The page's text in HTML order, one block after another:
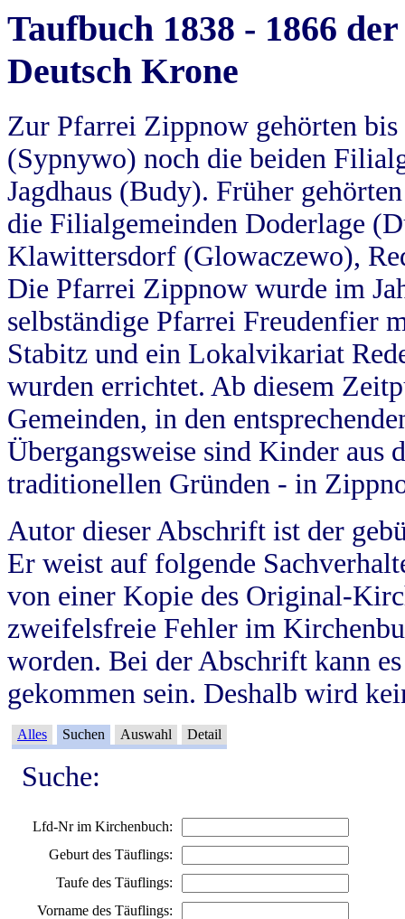
Taufbuch 1838 - 1866
Deutsch Krone
Zur Pfarrei Zippnow gehörten
(Sypnywo) noch die beiden
Jagdhaus (Budy). Früher
die Filialgemeinden Doderlage
Klawittersdorf (Glowaczewo),
Die Pfarrei Zippnow wurde im
selbständige Pfarrei Freudenfier
Stabitz und ein Lokalvikariat
wurden errichtet. Ab diesem
Gemeinden, in den
Übergangsweise sind Kinder aus
traditionellen Gründen - in
Autor dieser Abschrift ist der
Er weist auf folgende
von einer Kopie des Original-
zweifelsfreie Fehler im
worden. Bei der Abschrift kann
gekommen sein. Deshalb wird
Alles Suchen Auswahl Detail
Suche:
Lfd-Nr im Kirchenbuch:
Geburt des Täuflings:
Taufe des Täuflings:
Vorname des Täuflings: